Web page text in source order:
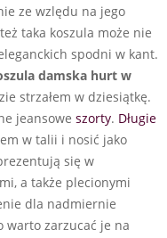
ze wzlędu na jego
taka koszula może nie
spodni w kant.
damska hurt w
strzałem w dziesiątkę.
jeansowe szorty. Długie
w talii i nosić jako
się w
a także plecionymi
dla nadmiernie
warto zarzucać je na